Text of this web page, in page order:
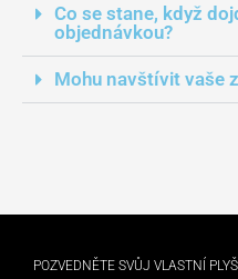
Co se stane, když
objednávkou?
Mohu navštívit vaše
POZVEDNĚTE SVŮJ VLASTNÍ